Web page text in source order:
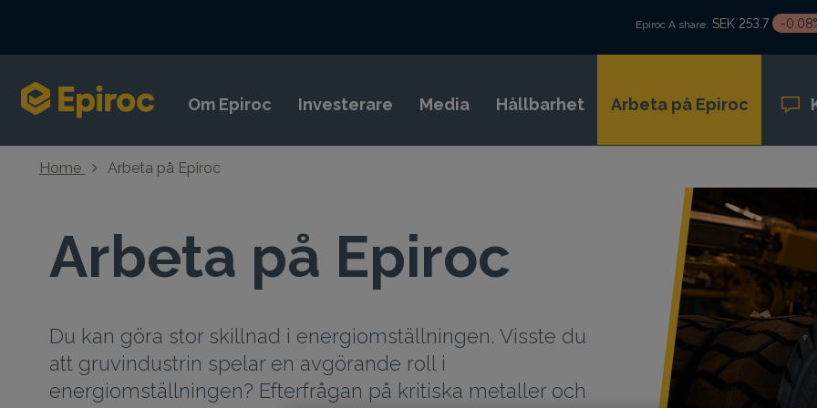
Epiroc A share: SEK 253.7 -
Om Epiroc Investerare Media Hållbarhet Arbeta på Epiroc
Home Arbeta på Epiroc
Arbeta på Epiroc
Du kan göra stor skillnad i energiomställningen. Visste du
att gruvindustrin spelar en avgörande roll i
energiomställningen? Efterfrågan på kritiska metaller och